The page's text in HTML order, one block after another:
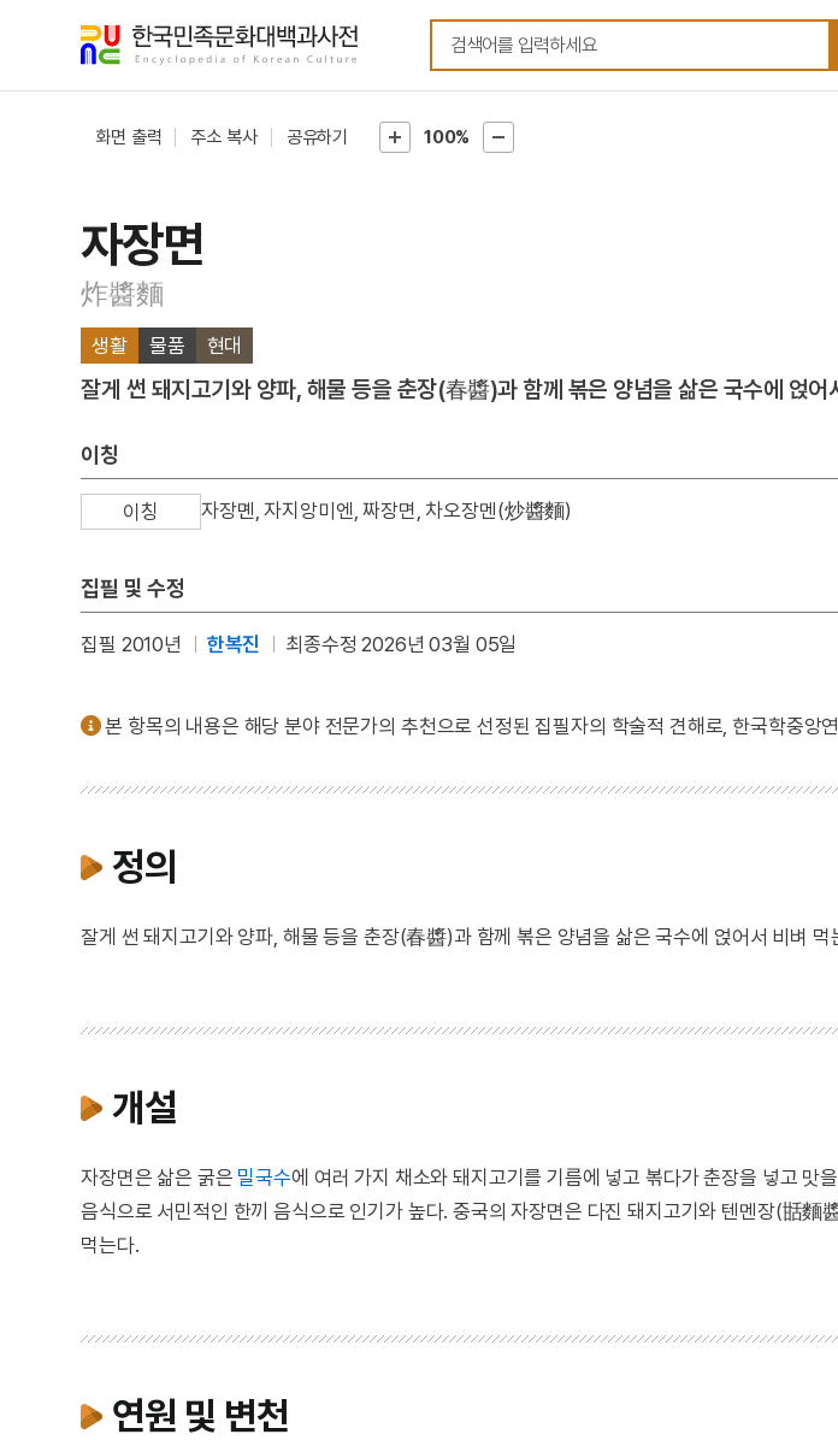
검색어를 입력
화면 출력 주소 복사 공유하기 100%
자장면
炸醬麵
생활 물품 현대
잘게 썬 돼지고기와 양파, 해물 등을 춘장(春醬)과 함께 볶은 양념을 삶은 국수에 얹어
이칭
이칭 자장몐, 자지앙미엔, 짜장면, 차오장멘(炒醬麵)
집필 및 수정
집필 2010년 한복진 최종수정 2026년 03월 05일
본 항목의 내용은 해당 분야 전문가의 추천으로 선정된 집필자의 학술적 견해로, 한국학중앙
정의
잘게 썬 돼지고기와 양파, 해물 등을 춘장(春醬)과 함께 볶은 양념을 삶은 국수에 얹어서 비벼 먹
개설
자장면은 삶은 굵은 밀국수에 여러 가지 채소와 돼지고기를 기름에 넣고 볶다가 춘장을 넣고 맛
음식으로 서민적인 한끼 음식으로 인기가 높다. 중국의 자장면은 다진 돼지고기와 텐멘장(甛麵
먹는다.
연원 및 변천